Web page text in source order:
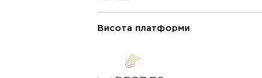
Висота платформи